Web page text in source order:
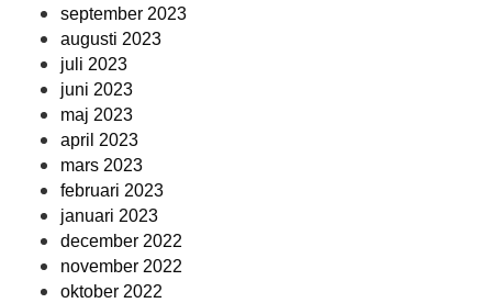
september 2023
augusti 2023
juli 2023
juni 2023
maj 2023
april 2023
mars 2023
februari 2023
januari 2023
december 2022
november 2022
oktober 2022